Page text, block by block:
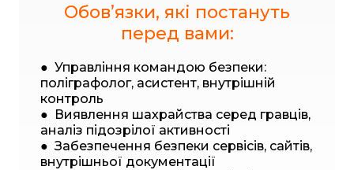
Обовʼязки, які постануть
перед вами:
● Управління командою безпеки:
поліграфолог, асистент, внутрішній
контроль
● Виявлення шахрайства серед гравців,
аналіз підозрілої активності
● Забезпечення безпеки сервісів, сайтів,
внутрішньої документації